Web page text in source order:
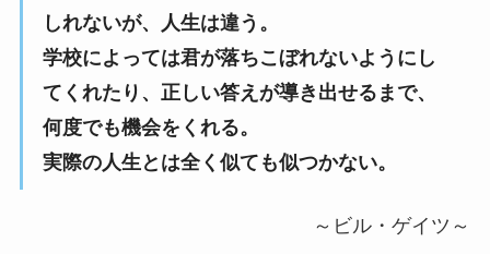
しれないが、人生は違う。
学校によっては君が落ちこぼれないようにし
てくれたり、正しい答えが導き出せるまで、
何度でも機会をくれる。
実際の人生とは全く似ても似つかない。
～ビル・ゲイツ～